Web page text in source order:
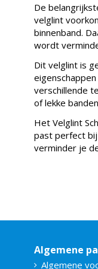
De
velglint
binnenband.
wordt
Dit velglint is
verschillende
of lekke
Het Velglint
past perfect
verminder je
Algemene
Algemene